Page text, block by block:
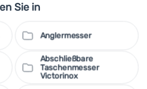
Sie in
Anglermesser
Abschließbare
Taschenmesser
Victorinox